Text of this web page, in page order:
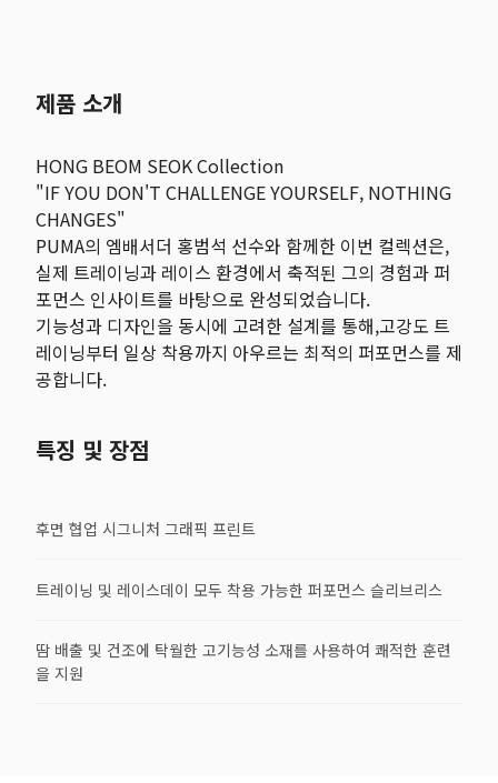
제품 소개
HONG BEOM SEOK Collection
"IF YOU DON'T CHALLENGE YOURSELF, NOTHING
CHANGES"
PUMA의 엠배서더 홍범석 선수와 함께한 이번 컬렉션은,
실제 트레이닝과 레이스 환경에서 축적된 그의 경험과 퍼
포먼스 인사이트를 바탕으로 완성되었습니다.
기능성과 디자인을 동시에 고려한 설계를 통해,고강도 트
레이닝부터 일상 착용까지 아우르는 최적의 퍼포먼스를 제
공합니다.
특징 및 장점
후면 협업 시그니처 그래픽 프린트
트레이닝 및 레이스데이 모두 착용 가능한 퍼포먼스 슬리브리스
땀 배출 및 건조에 탁월한 고기능성 소재를 사용하여 쾌적한 훈련
을 지원